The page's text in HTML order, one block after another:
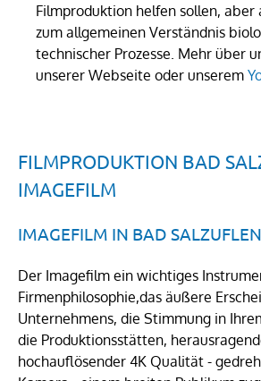
Filmproduktion helfen sollen, aber
zum allgemeinen Verständnis
technischer Prozesse. Mehr über
unserer Webseite oder unserem
FILMPRODUKTION BAD
IMAGEFILM
IMAGEFILM IN BAD SALZUFLEN
Der Imagefilm ein wichtiges
Firmenphilosophie,das äußere
Unternehmens, die Stimmung in
die Produktionsstätten,
hochauflösender 4K Qualität -